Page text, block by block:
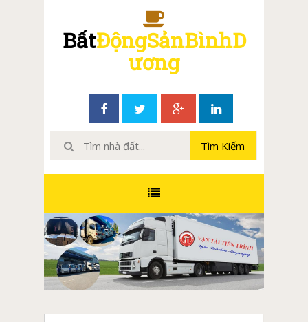
BấtĐộngSảnBìnhD
ương